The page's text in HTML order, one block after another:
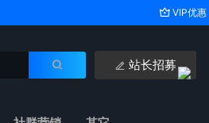
VIP优惠
站长招募